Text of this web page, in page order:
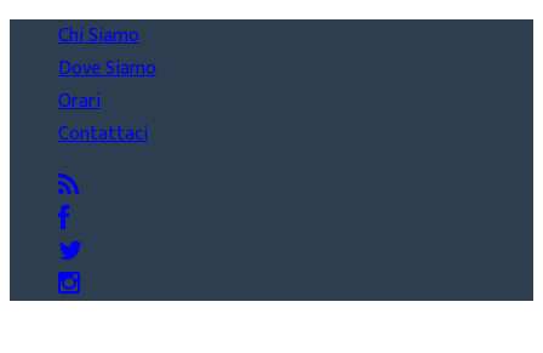
Chi Siamo
Dove Siamo
Orari
Contattaci